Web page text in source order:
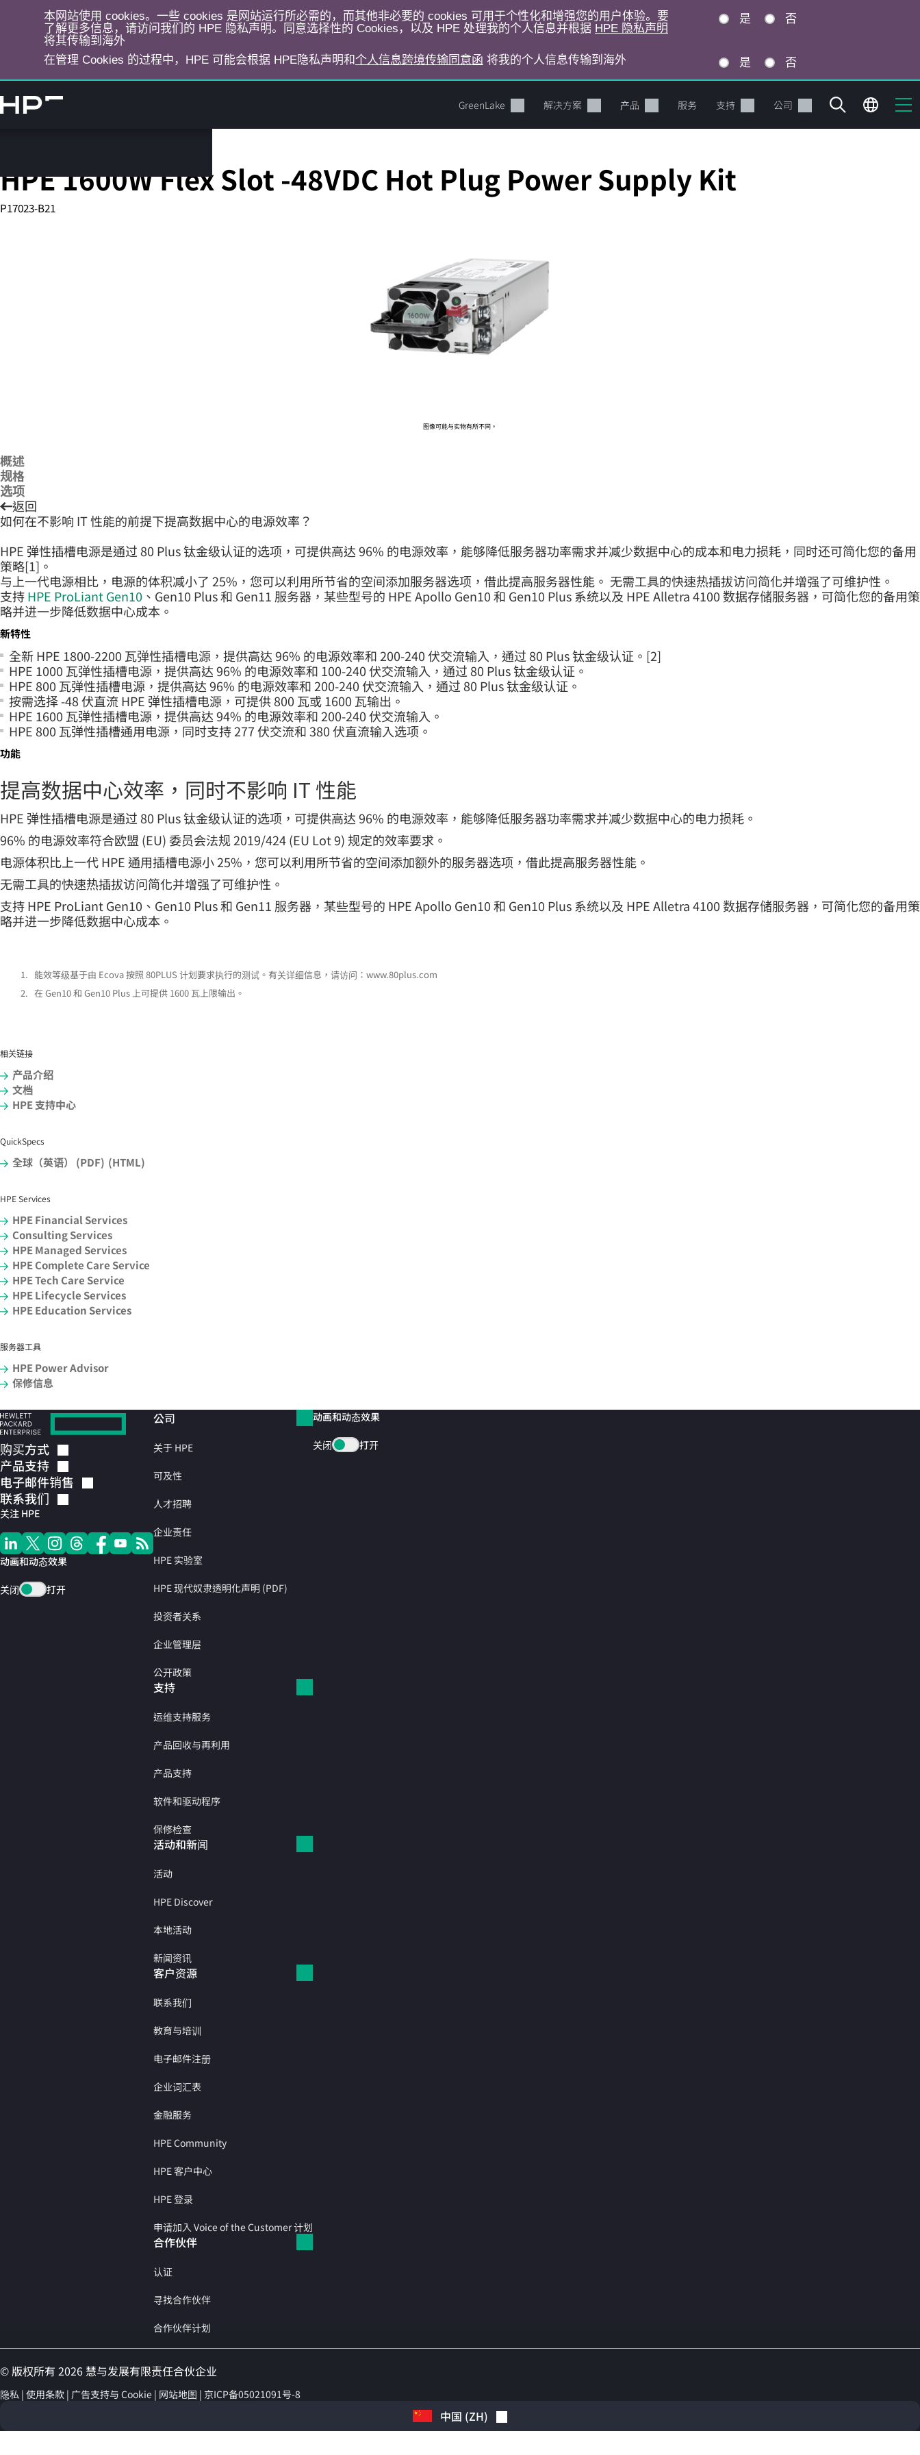
本网站使用 cookies。一些 cookies 是网站运行所必需的，而其他非必要的 cookies 可用于个性化和增强您的用户体验。要
了解更多信息，请访问我们的 HPE 隐私声明。同意选择性的 Cookies，以及 HPE 处理我的个人信息并根据 HPE 隐私声明
将其传输到海外
是 否
在管理 Cookies 的过程中，HPE 可能会根据 HPE隐私声明和 个人信息跨境传输同意函 将我的个人信息传输到海外 是 否
转
到
GreenLake 解决方案 产品 服务 支持 公司
您的购物车目前是空的
前往 HPE 商店浏览、配置和订购。
立即购买
HPE 1600W Flex Slot -48VDC Hot Plug Power Supply Kit
P17023-B21
图像可能与实物有所不同。
概述
规格
选项
返回
如何在不影响 IT 性能的前提下提高数据中心的电源效率？
HPE 弹性插槽电源是通过 80 Plus 钛金级认证的选项，可提供高达 96% 的电源效率，能够降低服务器功率需求并减少数据中心的成本和电力损耗，同时还可简化您的备用
策略[1]。
与上一代电源相比，电源的体积减小了 25%，您可以利用所节省的空间添加服务器选项，借此提高服务器性能。 无需工具的快速热插拔访问简化并增强了可维护性。
支持HPE ProLiant Gen10 、Gen10 Plus 和 Gen11 服务器，某些型号的 HPE Apollo Gen10 和 Gen10 Plus 系统以及 HPE Alletra 4100 数据存储服务器，可简化您的备用策
略并进一步降低数据中心成本。
新特性
全新 HPE 1800-2200 瓦弹性插槽电源，提供高达 96% 的电源效率和 200-240 伏交流输入，通过 80 Plus 钛金级认证。[2]
HPE 1000 瓦弹性插槽电源，提供高达 96% 的电源效率和 100-240 伏交流输入，通过 80 Plus 钛金级认证。
HPE 800 瓦弹性插槽电源，提供高达 96% 的电源效率和 200-240 伏交流输入，通过 80 Plus 钛金级认证。
按需选择 -48 伏直流 HPE 弹性插槽电源，可提供 800 瓦或 1600 瓦输出。
HPE 1600 瓦弹性插槽电源，提供高达 94% 的电源效率和 200-240 伏交流输入。
HPE 800 瓦弹性插槽通用电源，同时支持 277 伏交流和 380 伏直流输入选项。
功能
提高数据中心效率，同时不影响 IT 性能
HPE 弹性插槽电源是通过 80 Plus 钛金级认证的选项，可提供高达 96% 的电源效率，能够降低服务器功率需求并减少数据中心的电力损耗。
96% 的电源效率符合欧盟 (EU) 委员会法规 2019/424 (EU Lot 9) 规定的效率要求。
电源体积比上一代 HPE 通用插槽电源小 25%，您可以利用所节省的空间添加额外的服务器选项，借此提高服务器性能。
无需工具的快速热插拔访问简化并增强了可维护性。
支持 HPE ProLiant Gen10、Gen10 Plus 和 Gen11 服务器，某些型号的 HPE Apollo Gen10 和 Gen10 Plus 系统以及 HPE Alletra 4100 数据存储服务器，可简化您的备用策
略并进一步降低数据中心成本。
1. 能效等级基于由 Ecova 按照 80PLUS 计划要求执行的测试。有关详细信息，请访问：www.80plus.com
2. 在 Gen10 和 Gen10 Plus 上可提供 1600 瓦上限输出。
相关链接
产品介绍
文档
HPE 支持中心
QuickSpecs
全球（英语） (PDF) (HTML)
HPE Services
HPE Financial Services
Consulting Services
HPE Managed Services
HPE Complete Care Service
HPE Tech Care Service
HPE Lifecycle Services
HPE Education Services
服务器工具
HPE Power Advisor
保修信息
购买方式
产品支持
电子邮件销售
联系我们
关注 HPE
动画和动态效果
关闭 打开
公司
关于 HPE
可及性
人才招聘
企业责任
HPE 实验室
HPE 现代奴隶透明化声明 (PDF)
投资者关系
企业管理层
公开政策
支持
运维支持服务
产品回收与再利用
产品支持
软件和驱动程序
保修检查
活动和新闻
活动
HPE Discover
本地活动
新闻资讯
客户资源
联系我们
教育与培训
电子邮件注册
企业词汇表
金融服务
HPE Community
HPE 客户中心
HPE 登录
申请加入 Voice of the Customer 计划
合作伙伴
认证
寻找合作伙伴
合作伙伴计划
动画和动态效果
关闭 打开
© 版权所有 2026 慧与发展有限责任合伙企业
隐私 使用条款 广告支持与 Cookie 网站地图 京ICP备05021091号-8
中国 (ZH)